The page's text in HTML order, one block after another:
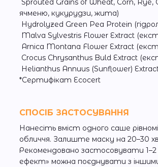
Sprouted Grains of Wheat, Corn,
ячменю, кукурудзи, жита)
Hydrolyzed Green Pea Protein
Malva Sylvestris Flower Extract
Arnica Montana Flower Extract
Crocus Chrysanthus Buld Extract
Helianthus Annuus (Sunflower)
*Сертифікат Ecocert
СПОСІБ ЗАСТОСУВАННЯ
Нанесіть вміст одного саше
обличчя. Залиште маску на 20–30
Рекомендовано застосовувати
ефект» можна поєднувати з